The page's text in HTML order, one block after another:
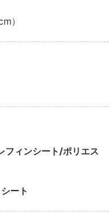
）
ィンシート/ポリエス
ート